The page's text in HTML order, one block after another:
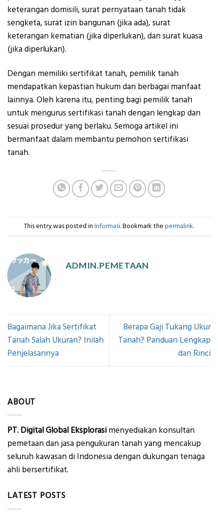
keterangan domisili, surat pernyataan tanah tidak
sengketa, surat izin bangunan (jika ada), surat
keterangan kematian (jika diperlukan), dan surat kuasa
(jika diperlukan).
Dengan memiliki sertifikat tanah, pemilik tanah
mendapatkan kepastian hukum dan berbagai manfaat
lainnya. Oleh karena itu, penting bagi pemilik tanah
untuk mengurus sertifikasi tanah dengan lengkap dan
sesuai prosedur yang berlaku. Semoga artikel ini
bermanfaat dalam membantu pemohon sertifikasi
tanah.
This entry was posted in Informasi. Bookmark the permalink.
ADMIN.PEMETAAN
Bagaimana Jika Sertifikat
Tanah Salah Ukuran? Inilah
Penjelasannya
Berapa Gaji Tukang Ukur
Tanah? Panduan Lengkap
dan Rinci
ABOUT
PT. Digital Global Eksplorasi menyediakan konsultan
pemetaan dan jasa pengukuran tanah yang mencakup
seluruh kawasan di Indonesia dengan dukungan tenaga
ahli bersertifikat.
LATEST POSTS